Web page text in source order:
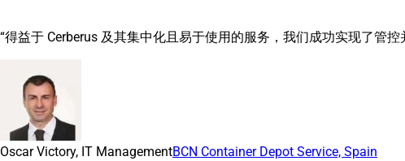
“得益于 Cerberus 及其集中化且易于使用的服务，我们成功实现了管
Oscar Victory, IT ManagementBCN Container Depot Service, Spain